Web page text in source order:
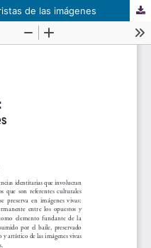
de las imágenes